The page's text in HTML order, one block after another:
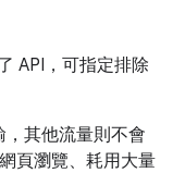
API，可指定排除
，其他流量則不會
頁瀏覽、耗用大量